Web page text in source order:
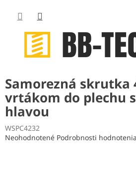
obsah
Samorezná skrutka
vrtákom do plechu
hlavou
WSPC4232
Priemerné
Neohodnotené Podrobnosti hodnotenia